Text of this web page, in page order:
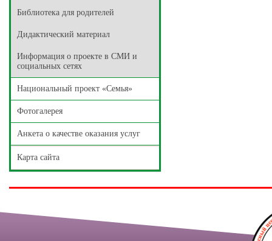
Библиотека для родителей
Дидактический материал
Информация о проекте в СМИ и
социальных сетях
Национальный проект «Семья»
Фотогалерея
Анкета о качестве оказания услуг
Карта сайта